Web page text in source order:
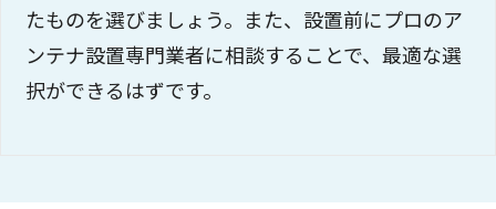
たものを選びましょう。また、設置前にプロのア
ンテナ設置専門業者に相談することで、最適な選
択ができるはずです。